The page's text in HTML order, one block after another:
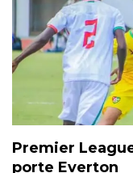
Premier
porte Everton